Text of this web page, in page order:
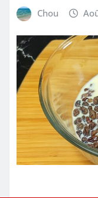
Chou